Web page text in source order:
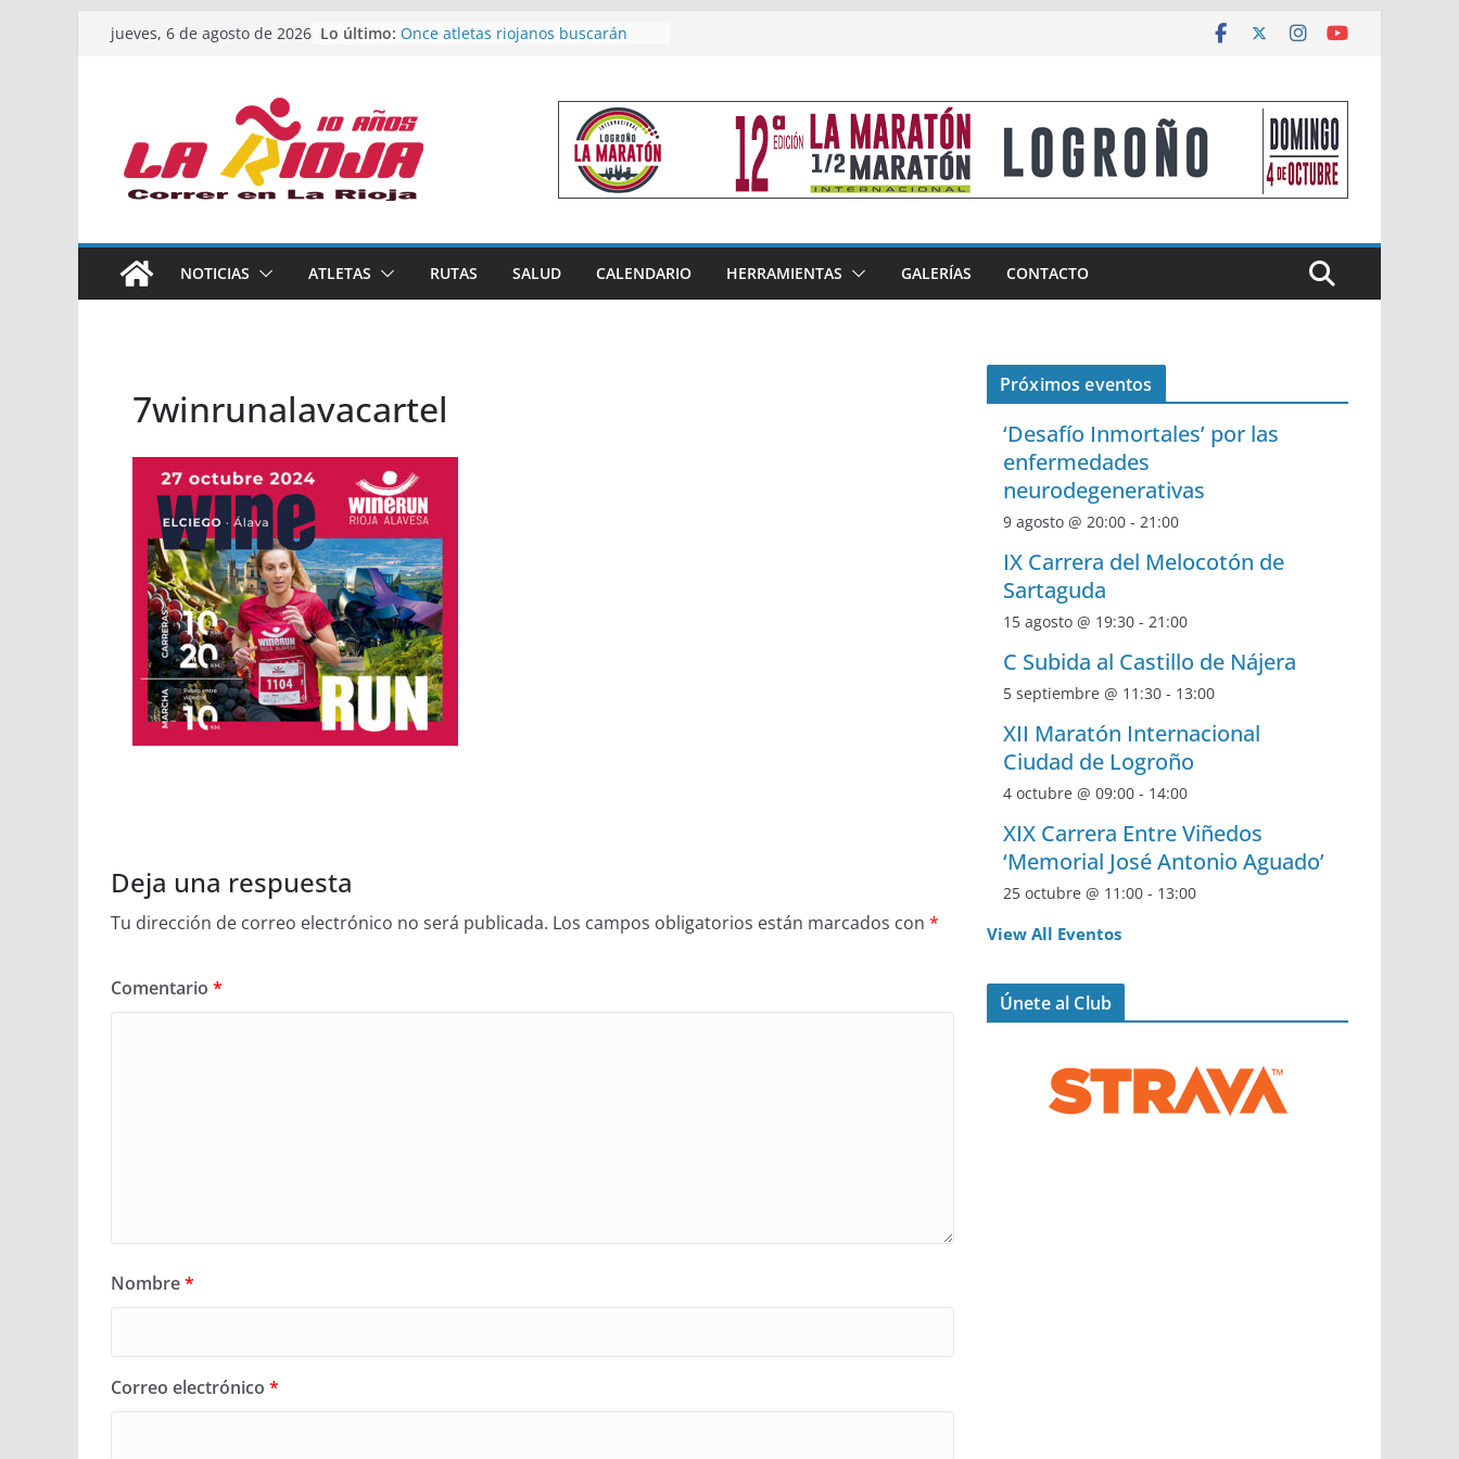
Saltarjueves, 6 de agosto de 2026 Lo último: Once atletas riojanos buscarán
Un bronce en 4×400 y tres puestos
de finalista cierran la participación
riojana en en Nacional de Málaga
El equipo femenino del Tritones
Rioja alcanza el podio nacional de
Acuatlón en Calahorra
España absoluto en Disco
Calahorra acoge este fin de semana
NOTICIAS ATLETAS RUTAS SALUD CALENDARIO HERRAMIENTAS GALERÍAS CONTACTO
7winrunalavacartel
Deja una respuesta
Tu dirección de correo electrónico no será publicada. Los campos obligatorios están marcados con *
Comentario *
Nombre*
Correo electrónico *
Próximos eventos
‘Desafío Inmortales’ por las
enfermedades
neurodegenerativas
9 agosto @ 20:00 - 21:00
IX Carrera del Melocotón de
Sartaguda
15 agosto @ 19:30 - 21:00
C Subida al Castillo de Nájera
5 septiembre @ 11:30 - 13:00
XII Maratón Internacional
Ciudad de Logroño
4 octubre @ 09:00 - 14:00
XIX Carrera Entre Viñedos
‘Memorial José Antonio Aguado’
25 octubre @ 11:00 - 13:00
View All Eventos
Únete al Club